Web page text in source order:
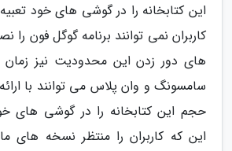
این کتابخانه را در گوشی های خود
کاربران نمی توانند برنامه گوگل فون را
های دور زدن این محدودیت نیز
سامسونگ و وان پلاس می توانند با
حجم این کتابخانه را در گوشی های
این که کاربران را منتظر نسخه های